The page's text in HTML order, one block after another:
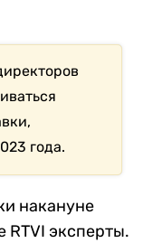
года.
накануне
RTVI эксперты.